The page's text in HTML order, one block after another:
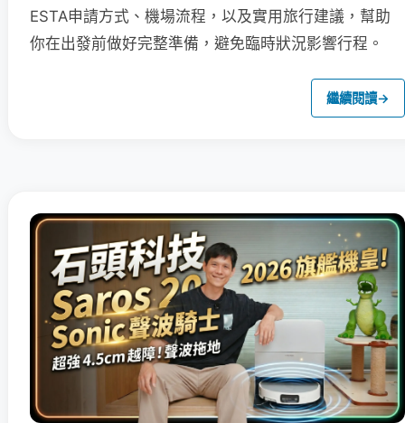
ESTA申請方式、機場流程，以及實用旅行建議，幫助
你在出發前做好完整準備，避免臨時狀況影響行程。
繼續閱讀→